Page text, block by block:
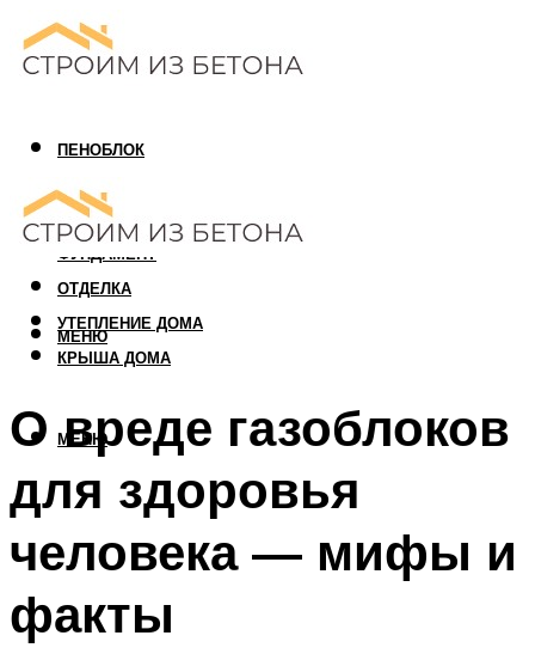
ПЕНОБЛОК
ГАЗОБЛОК
АРБОЛИТОВЫЙ БЛОК
ФУНДАМЕНТ
ОТДЕЛКА
УТЕПЛЕНИЕ ДОМА
КРЫША ДОМА
МЕНЮ
МЕНЮ
О вреде газоблоков
для здоровья
человека — мифы и
факты